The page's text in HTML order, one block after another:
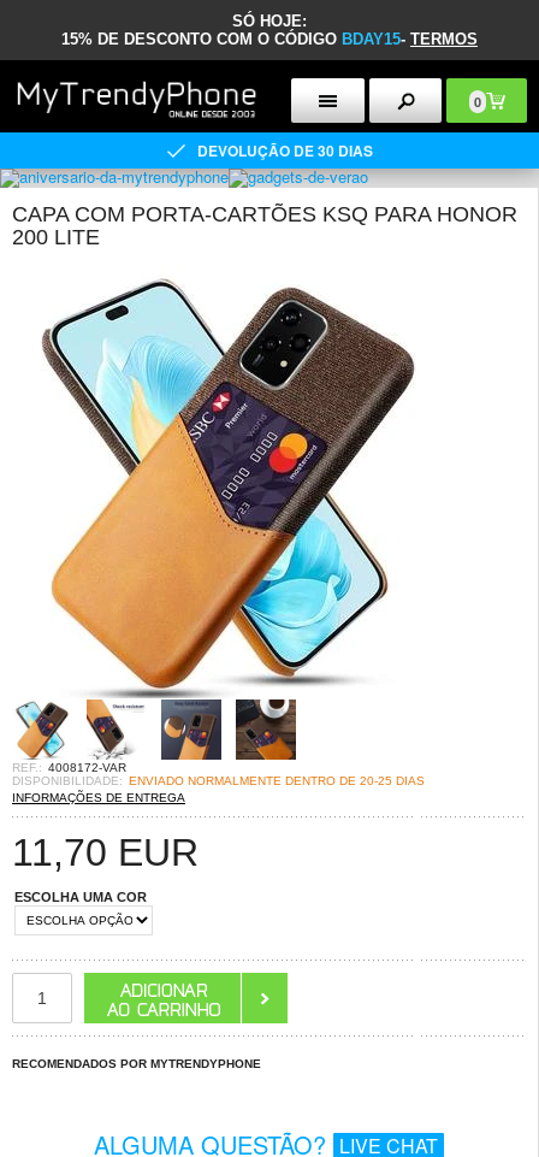
SÓ HOJE:
15% DE DESCONTO COM O CÓDIGO BDAY15- TERMOS
0
DEVOLUÇÃO DE 30 DIAS
CAPA COM PORTA-CARTÕES KSQ PARA HONOR
200 LITE
REF.: 4008172-VAR
DISPONIBILIDADE: ENVIADO NORMALMENTE DENTRO DE 20-25 DIAS
INFORMAÇÕES DE ENTREGA
11,70 EUR
ESCOLHA UMA COR
RECOMENDADOS POR MYTRENDYPHONE
ALGUMA QUESTÃO? LIVE CHAT